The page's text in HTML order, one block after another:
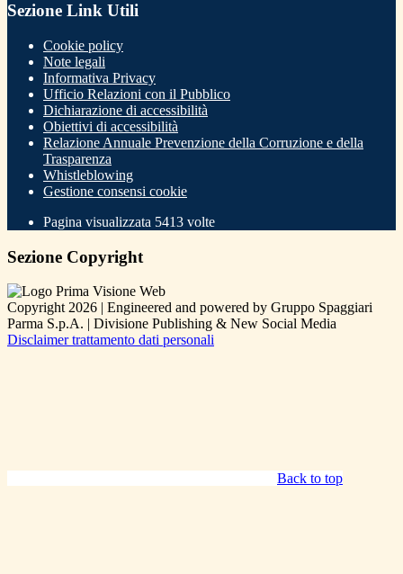
Sezione Link Utili
Cookie policy
Note legali
Informativa Privacy
Ufficio Relazioni con il Pubblico
Dichiarazione di accessibilità
Obiettivi di accessibilità
Relazione Annuale Prevenzione della Corruzione e della
Trasparenza
Whistleblowing
Gestione consensi cookie
Pagina visualizzata 5413 volte
Sezione Copyright
Copyright 2026 | Engineered and powered by Gruppo Spaggiari
Parma S.p.A. | Divisione Publishing & New Social Media
Disclaimer trattamento dati personali
Back to top